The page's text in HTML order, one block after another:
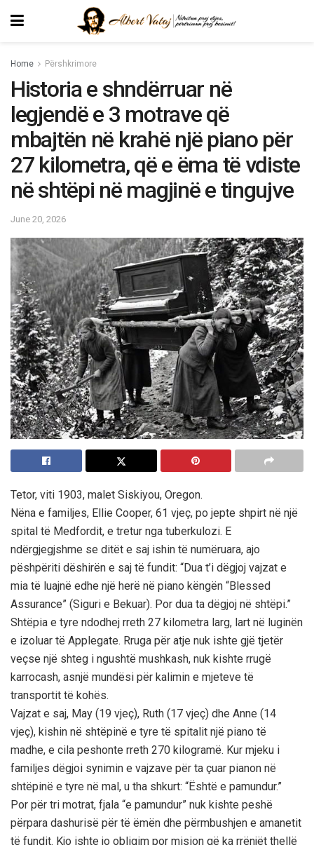
Home Përshkrimore
Historia e shndërruar në
legjendë e 3 motrave që
mbajtën në krahë një piano për
27 kilometra, që e ëma të vdiste
në shtëpi në magjinë e tingujve
June 20, 2026
Tetor, viti 1903, malet Siskiyou, Oregon.
Nëna e familjes, Ellie Cooper, 61 vjeç, po jepte shpirt në një
spital të Medfordit, e tretur nga tuberkulozi. E
ndërgjegjshme se ditët e saj ishin të numëruara, ajo
pëshpëriti dëshirën e saj të fundit: “Dua t’i dëgjoj vajzat e
mia të luajnë edhe një herë në piano këngën “Blessed
Assurance” (Siguri e Bekuar). Por dua ta dëgjoj në shtëpi.”
Shtëpia e tyre ndodhej rreth 27 kilometra larg, lart në luginën
e izoluar të Applegate. Rruga për atje nuk ishte gjë tjetër
veçse një shteg i ngushtë mushkash, nuk kishte rrugë
karrocash, asnjë mundësi për kalimin e mjeteve të
transportit të kohës.
Vajzat e saj, May (19 vjeç), Ruth (17 vjeç) dhe Anne (14
vjeç), kishin në shtëpinë e tyre të spitalit një piano të
madhe, e cila peshonte rreth 270 kilogramë. Kur mjeku i
familjes dëgjoi synimin e vajzave për ta çuar pianon në
shtëpinë e tyre në mal, u tha shkurt: “Është e pamundur.”
Por për tri motrat, fjala “e pamundur” nuk kishte peshë
përpara dashurisë për të ëmën dhe përmbushjen e amanetit
të fundit. Kjo ishte jo obligim por mision që ka rrënjët thellë